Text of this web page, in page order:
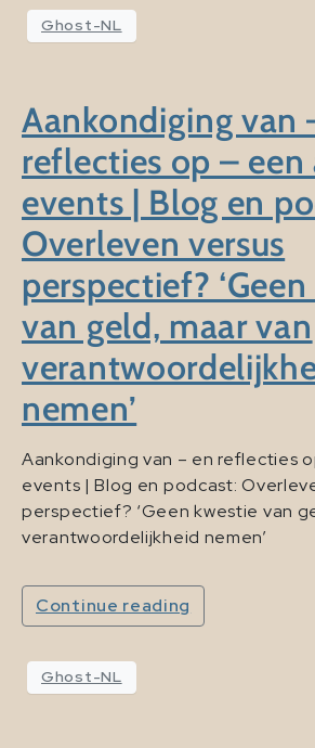
Ghost-NL
Aankondiging van
reflecties op –
events | Blog en
Overleven versus
perspectief?
van geld, maar van
nemen’
Aankondiging van – en reflecties
events | Blog en podcast:
perspectief? ‘Geen kwestie van
verantwoordelijkheid nemen’
Continue reading
Ghost-NL